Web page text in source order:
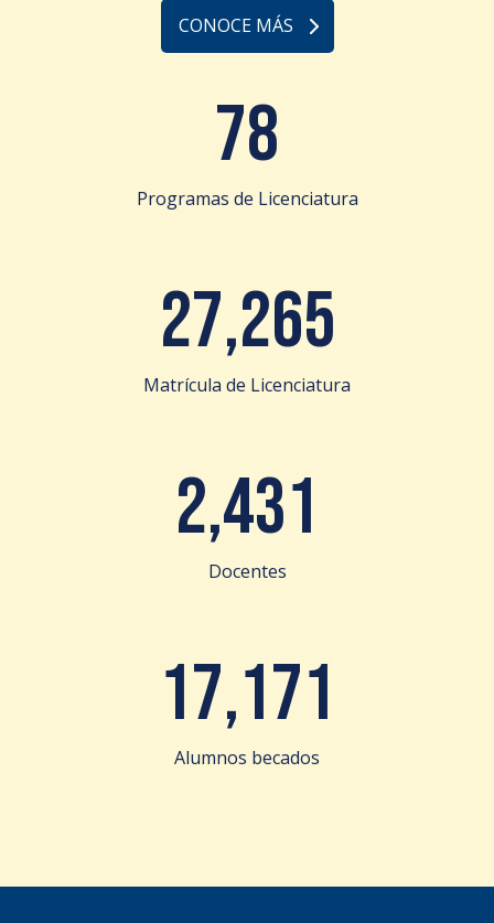
CONOCE MÁS
78
Programas de Licenciatura
27,265
Matrícula de Licenciatura
2,431
Docentes
17,171
Alumnos becados